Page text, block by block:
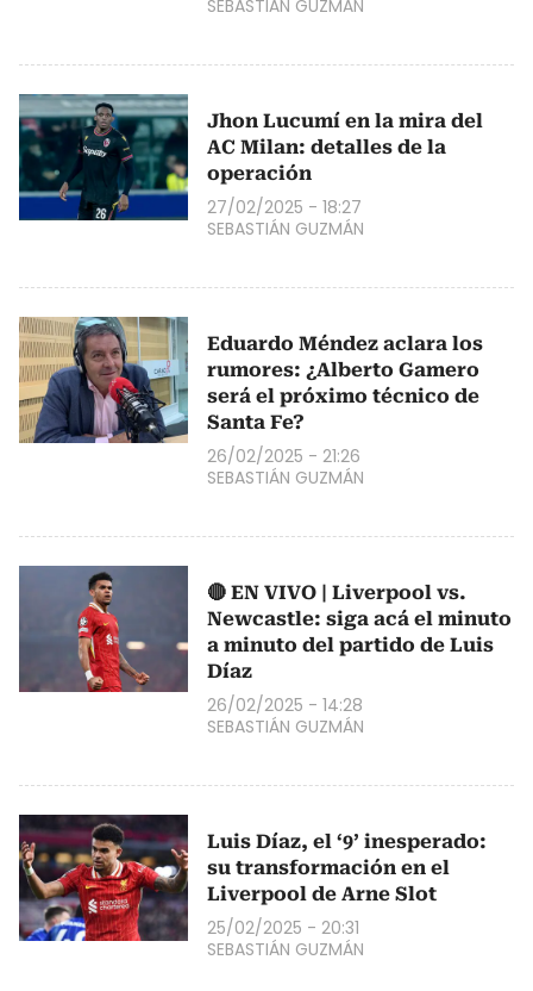
SEBASTIÁN GUZMÁN
Jhon Lucumí en la mira del
AC Milan: detalles de la
operación
27/02/2025 - 18:27
SEBASTIÁN GUZMÁN
Eduardo Méndez aclara los
rumores: ¿Alberto Gamero
será el próximo técnico de
Santa Fe?
26/02/2025 - 21:26
SEBASTIÁN GUZMÁN
🔴 EN VIVO | Liverpool vs.
Newcastle: siga acá el minuto
a minuto del partido de Luis
Díaz
26/02/2025 - 14:28
SEBASTIÁN GUZMÁN
Luis Díaz, el ‘9’ inesperado:
su transformación en el
Liverpool de Arne Slot
25/02/2025 - 20:31
SEBASTIÁN GUZMÁN